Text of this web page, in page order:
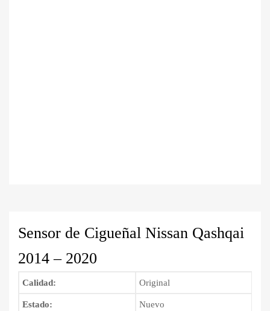
Sensor de Cigueñal Nissan Qashqai
2014 – 2020
Calidad: Original
Estado: Nuevo